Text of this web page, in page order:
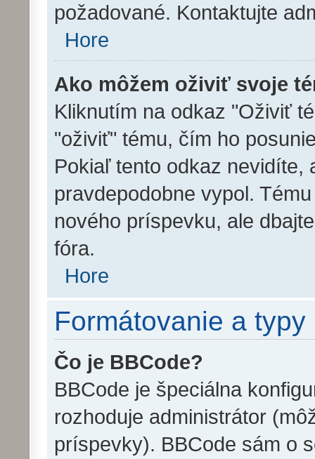
požadované. Kontaktujte
Hore
Ako môžem oživiť svoje
Kliknutím na odkaz "Oživiť
"oživiť" tému, čím ho
Pokiaľ tento odkaz nevidíte,
pravdepodobne vypol.
nového príspevku, ale
fóra.
Hore
Formátovanie a
Čo je BBCode?
BBCode je špeciálna
rozhoduje administrátor
príspevky). BBCode sám o